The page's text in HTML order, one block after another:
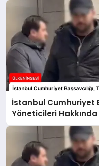
İstanbul Cumhuriyet
Yöneticileri